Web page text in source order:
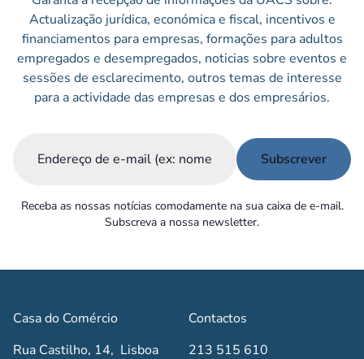
Actualização jurídica, económica e fiscal, incentivos e
financiamentos para empresas, formações para adultos
empregados e desempregados, noticias sobre eventos e
sessões de esclarecimento, outros temas de interesse
para a actividade das empresas e dos empresários.
Receba as nossas notícias comodamente na sua caixa de e-mail.
Subscreva a nossa newsletter.
Casa do Comércio
Rua Castilho, 14, Lisboa
Contactos
213 515 610